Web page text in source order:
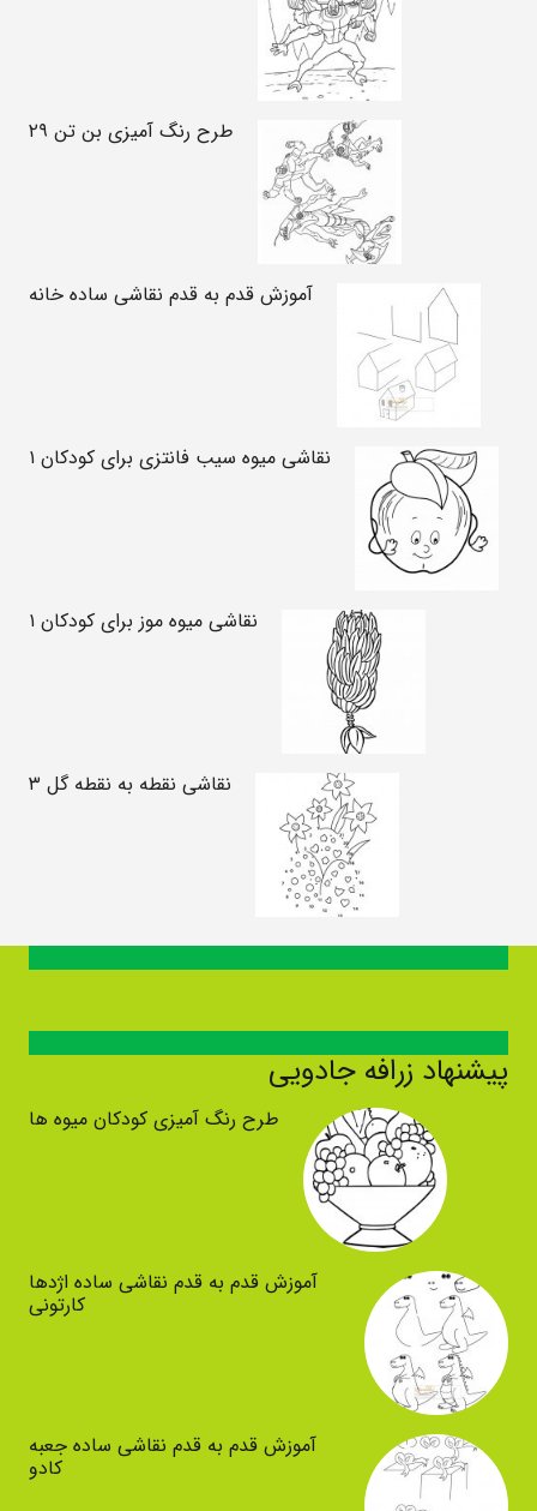
طرح رنگ آمیزی بن تن ۲۹
آموزش قدم به قدم نقاشی ساده خانه
نقاشی میوه سیب فانتزی برای کودکان ۱
نقاشی میوه موز برای کودکان ۱
نقاشی نقطه به نقطه گل ۳
پیشنهاد زرافه جادویی
طرح رنگ آمیزی کودکان میوه ها
آموزش قدم به قدم نقاشی ساده اژدها
کارتونی
آموزش قدم به قدم نقاشی ساده جعبه
کادو